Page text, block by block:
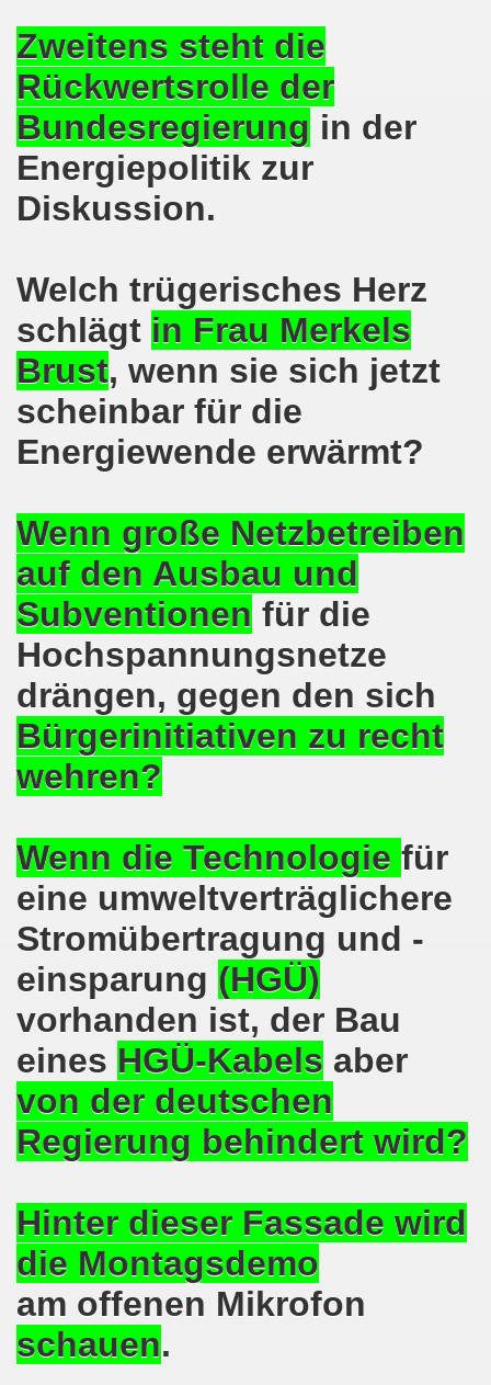
Zweitens steht die
Rückwertsrolle der
Bundesregierung in der
Energiepolitik zur
Diskussion.
Welch trügerisches Herz
schlägt in Frau Merkels
Brust, wenn sie sich jetzt
scheinbar für die
Energiewende erwärmt?
Wenn große Netzbetreiben
auf den Ausbau und
Subventionen für die
Hochspannungsnetze
drängen, gegen den sich
Bürgerinitiativen zu recht
wehren?
Wenn die Technologie für
eine umweltverträglichere
Stromübertragung und -
einsparung (HGÜ)
vorhanden ist, der Bau
eines HGÜ-Kabels aber
von der deutschen
Regierung behindert wird?
Hinter dieser Fassade wird
die Montagsdemo
am offenen Mikrofon
schauen.
16 Jahre Gelsenkirchener Montagsdemo-
Bewegung - Jubiläum am 10.08.2020
im Kampf um Arbeitsplätze und auch im Kampf
Bewegung reiht sich ein am 08.06.2020 in weltweite
und die einzigartige Show-Einlage von dir aus dem
am 25.05.2020: Jetzt erst RECHT die
am 25.05.2020 - Corona-Gerecht und
- Berichte aus erster Hand am 11.05.2020
Krisenlasten auf Arbeiter, auf Erwerbslose, auf
bleibt aktiv auch in Corona-Zeiten!
als Tag des Widerstands am 09.03.2020:
am 19.03.2020 zur Corona-Pandemie
mahnt am 09.03.2020 an Folgen von
Kampf (offener Brief von Frank Oettler aus Halle an
Bewegung demonstriert und protestiert am
wird zum Tag X aufrufen
Montagsdemo-Bewegung in Gelsenkirchen ins Jahr
Bewegung am 14.10.2019 mit klarer Haltung gegen
protestiert und demonstriert am 14.10.2019:
auf der 16. bundesweiten Herbstdemo-
Herbstdemonstration am 03. Oktober 2019 in
am 03. Oktober 2019 in Erfurt
am 09.09.2019 in Gelsenkirchen
findet am 03.10.2019 in Erfurt statt!
am 12.08.2019 - ein begeisterndes Fest